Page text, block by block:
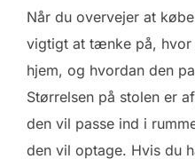
Når du overvejer at
vigtigt at tænke på, hvor
hjem, og hvordan den
Størrelsen på stolen er
den vil passe ind i
den vil optage. Hvis du